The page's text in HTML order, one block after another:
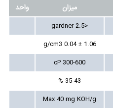
میزان واحد
<2.5 gardner
1.06 ± 0.04 g/cm3
300-600 cP
35-43 %
Max 40 mg KOH/g